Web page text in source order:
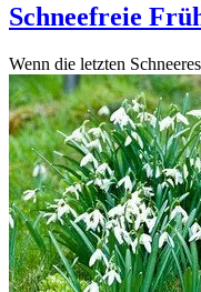
Schneefreie
Wenn die letzten